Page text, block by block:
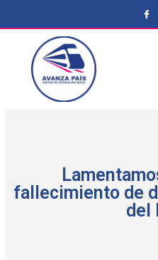
fallecimiento de
del